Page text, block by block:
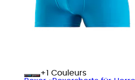
+
Couleurs